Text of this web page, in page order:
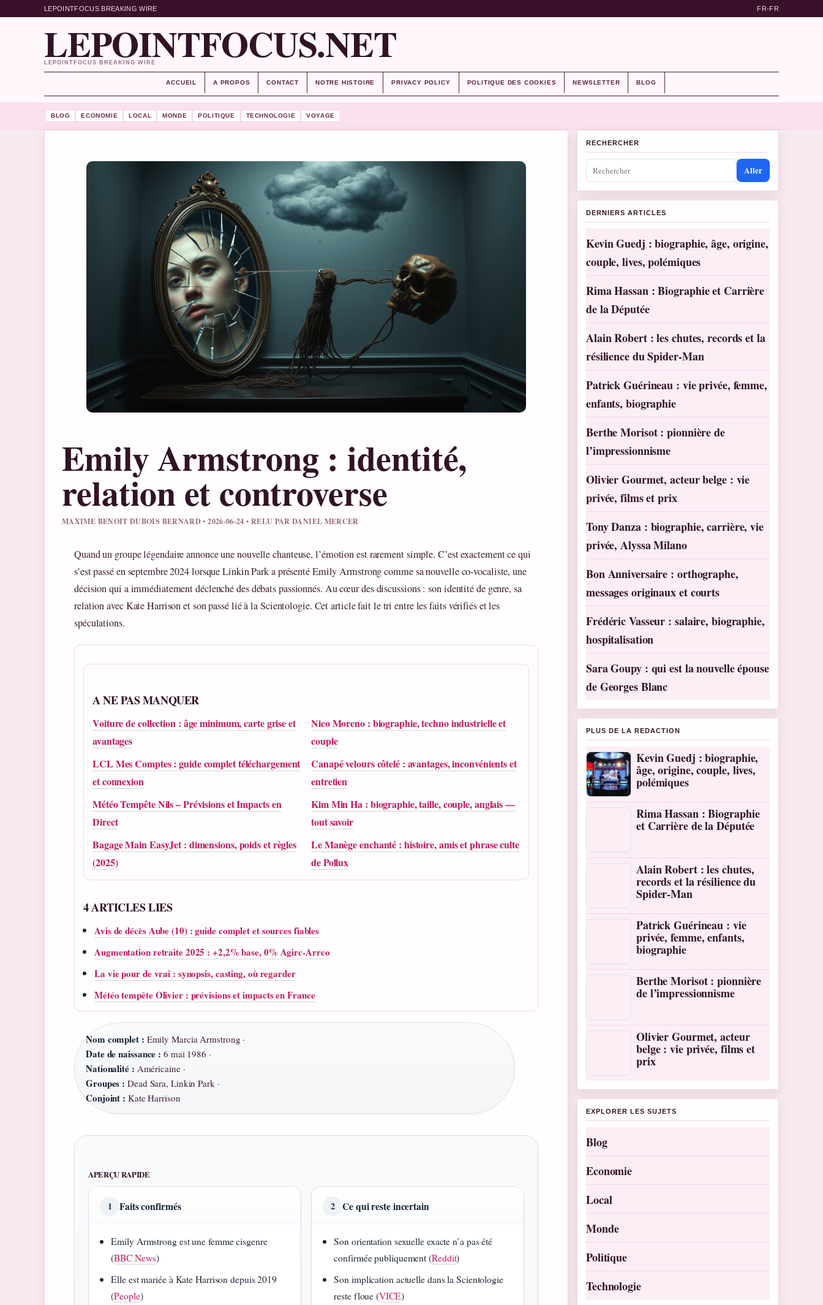
LEPOINTFOCUS BREAKING WIRE FR-FR
LEPOINTFOCUS.NET
LEPOINTFOCUS BREAKING WIRE
ACCUEIL A PROPOS CONTACT NOTRE HISTOIRE PRIVACY POLICY POLITIQUE DES COOKIES NEWSLETTER BLOG
BLOG ECONOMIE LOCAL MONDE POLITIQUE TECHNOLOGIE VOYAGE
Emily Armstrong : identité,
relation et controverse
MAXIME BENOIT DUBOIS BERNARD • 2026-06-24 • RELU PAR DANIEL MERCER
Quand un groupe légendaire annonce une nouvelle chanteuse, l’émotion est rarement simple. C’est exactement ce qui
s’est passé en septembre 2024 lorsque Linkin Park a présenté Emily Armstrong comme sa nouvelle co-vocaliste, une
décision qui a immédiatement déclenché des débats passionnés. Au cœur des discussions : son identité de genre, sa
relation avec Kate Harrison et son passé lié à la Scientologie. Cet article fait le tri entre les faits vérifiés et les
spéculations.
A NE PAS MANQUER
Voiture de collection : âge minimum, carte grise et
avantages
Nico Moreno : biographie, techno industrielle et
couple
LCL Mes Comptes : guide complet téléchargement
et connexion
Canapé velours côtelé : avantages, inconvénients et
entretien
Météo Tempête Nils – Prévisions et Impacts en
Direct
Kim Min Ha : biographie, taille, couple, anglais —
tout savoir
Bagage Main EasyJet : dimensions, poids et règles
(2025)
Le Manège enchanté : histoire, amis et phrase culte
de Pollux
4 ARTICLES LIES
Avis de décès Aube (10) : guide complet et sources fiables
Augmentation retraite 2025 : +2,2% base, 0% Agirc-Arrco
La vie pour de vrai : synopsis, casting, où regarder
Météo tempête Olivier : prévisions et impacts en France
Nom complet : Emily Marcia Armstrong ·
Date de naissance : 6 mai 1986 ·
Nationalité : Américaine ·
Groupes : Dead Sara, Linkin Park ·
Conjoint : Kate Harrison
APERÇU RAPIDE
1 Faits confirmés
Emily Armstrong est une femme cisgenre
(BBC News)
Elle est mariée à Kate Harrison depuis 2019
(People)
2 Ce qui reste incertain
Son orientation sexuelle exacte n’a pas été
confirmée publiquement (Reddit)
Son implication actuelle dans la Scientologie
reste floue (VICE)
RECHERCHER
Aller
DERNIERS ARTICLES
Kevin Guedj : biographie, âge, origine,
couple, lives, polémiques
Rima Hassan : Biographie et Carrière
de la Députée
Alain Robert : les chutes, records et la
résilience du Spider-Man
Patrick Guérineau : vie privée, femme,
enfants, biographie
Berthe Morisot : pionnière de
l’impressionnisme
Olivier Gourmet, acteur belge : vie
privée, films et prix
Tony Danza : biographie, carrière, vie
privée, Alyssa Milano
Bon Anniversaire : orthographe,
messages originaux et courts
Frédéric Vasseur : salaire, biographie,
hospitalisation
Sara Goupy : qui est la nouvelle épouse
de Georges Blanc
PLUS DE LA REDACTION
Kevin Guedj : biographie,
âge, origine, couple, lives,
polémiques
Rima Hassan : Biographie
et Carrière de la Députée
Alain Robert : les chutes,
records et la résilience du
Spider-Man
Patrick Guérineau : vie
privée, femme, enfants,
biographie
Berthe Morisot : pionnière
de l’impressionnisme
Olivier Gourmet, acteur
belge : vie privée, films et
prix
EXPLORER LES SUJETS
Blog
Economie
Local
Monde
Politique
Technologie